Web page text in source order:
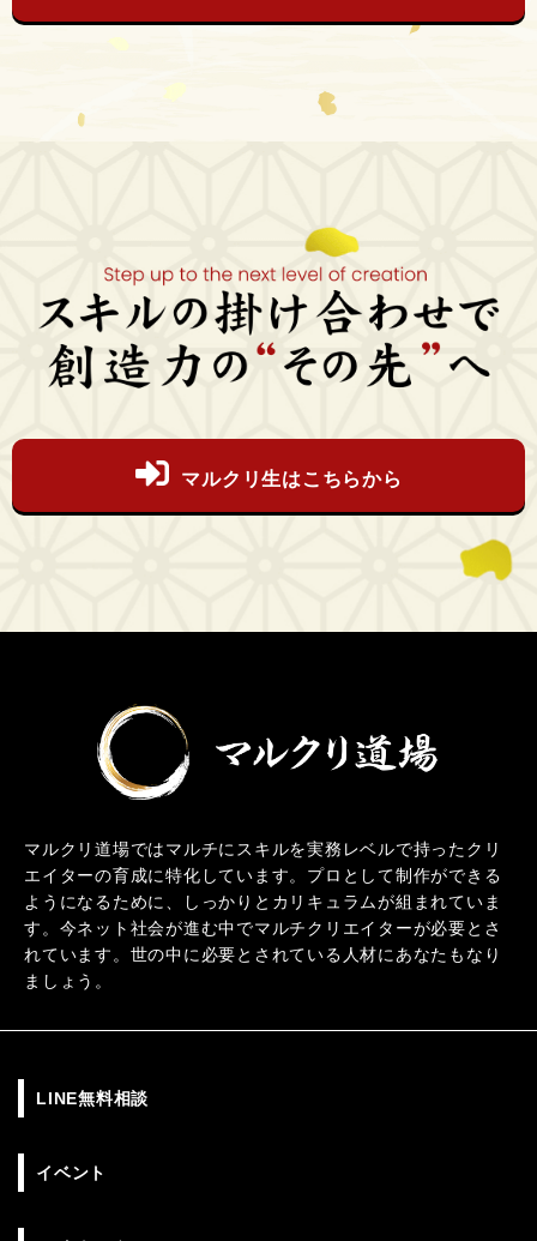
マルクリ生はこちらから
マルクリ道場ではマルチにスキルを実務レベルで持ったクリ
エイターの育成に特化しています。プロとして制作ができる
ようになるために、しっかりとカリキュラムが組まれていま
す。今ネット社会が進む中でマルチクリエイターが必要とさ
れています。世の中に必要とされている人材にあなたもなり
ましょう。
LINE無料相談
イベント